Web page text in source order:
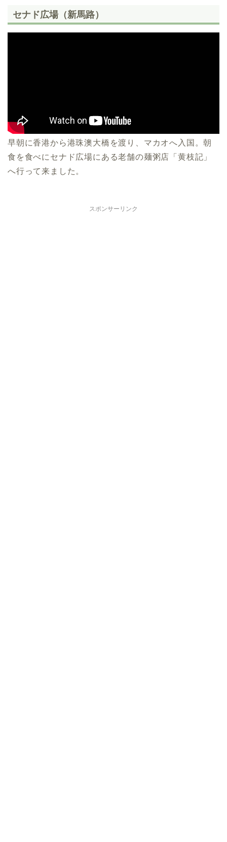
セナド広場（新馬路）
早朝に香港から港珠澳大橋を渡り、マカオへ入国。朝
食を食べにセナド広場にある老舗の麺粥店「黄枝記」
へ行って来ました。
スポンサーリンク